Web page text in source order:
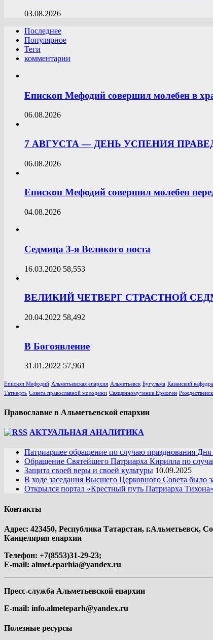
03.08.2026
Последнее
Популярное
Теги
комментарии
Епископ Мефодий совершил молебен в
06.08.2026
7 АВГУСТА — ДЕНЬ УСПЕНИЯ
06.08.2026
Епископ Мефодий совершил молебен
04.08.2026
Седмица 3-я Великого поста
16.03.2020 58,553
ВЕЛИКИЙ ЧЕТВЕРГ СТРАСТНОЙ
20.04.2022 58,492
В Богоявление
31.01.2022 57,961
Епископ Мефодий Альметьевская епархия Альметьевск Бугульма Казанский
Татнефть Совета православной молодежи Священномученик Ермоген
Православие в Альметьевской епархии
АКТУАЛЬНАЯ АНАЛИТИКА
Патриаршее обращение по случаю празднования
Обращение Святейшего Патриарха Кирилла по
Защита своей веры и своей культуры 10.09.2025
В ходе заседания Высшего Церковного Совета
Открылся портал «Крестный путь Патриарха Тихона»
Контакты
Адрес: 423450, Республика Татарстан, г.Альметьевск,
Канцелярия епархии
Телефон: +7(8553)31-29-23;
E-mail: almet.eparhia@yandex.ru
Пресс-служба Альметьевской епархии
E-mail: info.almeteparh@yandex.ru
Полезные ресурсы